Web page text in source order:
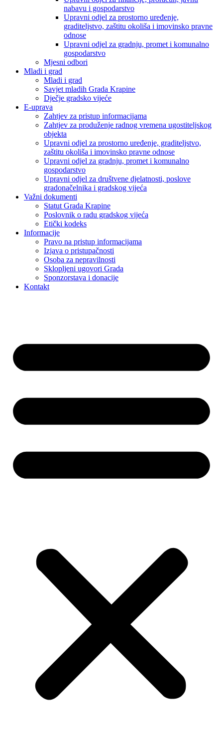
nabavu i gospodarstvo
Upravni odjel za prostorno uređenje,
graditeljstvo, zaštitu okoliša i imovinsko pravne
odnose
Upravni odjel za gradnju, promet i komunalno
gospodarstvo
Mjesni odbori
Mladi i grad
Mladi i grad
Savjet mladih Grada Krapine
Dječje gradsko vijeće
E-uprava
Zahtjev za pristup informacijama
Zahtjev za produženje radnog vremena ugostiteljskog
objekta
Upravni odjel za prostorno uređenje, graditeljstvo,
zaštitu okoliša i imovinsko pravne odnose
Upravni odjel za gradnju, promet i komunalno
gospodarstvo
Upravni odjel za društvene djelatnosti, poslove
gradonačelnika i gradskog vijeća
Važni dokumenti
Statut Grada Krapine
Poslovnik o radu gradskog vijeća
Etički kodeks
Informacije
Pravo na pristup informacijama
Izjava o pristupačnosti
Osoba za nepravilnosti
Sklopljeni ugovori Grada
Sponzorstava i donacije
Kontakt